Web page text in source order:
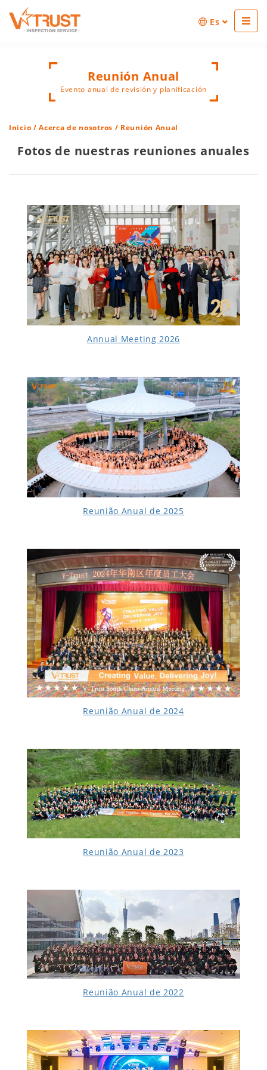
Es
Reunión Anual
Evento anual de revisión y planificación
Inicio /Acerca de nosotros / Reunión Anual
Fotos de nuestras reuniones anuales
Annual Meeting 2026
Reunião Anual de 2025
Reunião Anual de 2024
Reunião Anual de 2023
Reunião Anual de 2022